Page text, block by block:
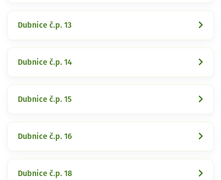
Dubnice č.p. 13
Dubnice č.p. 14
Dubnice č.p. 15
Dubnice č.p. 16
Dubnice č.p. 18